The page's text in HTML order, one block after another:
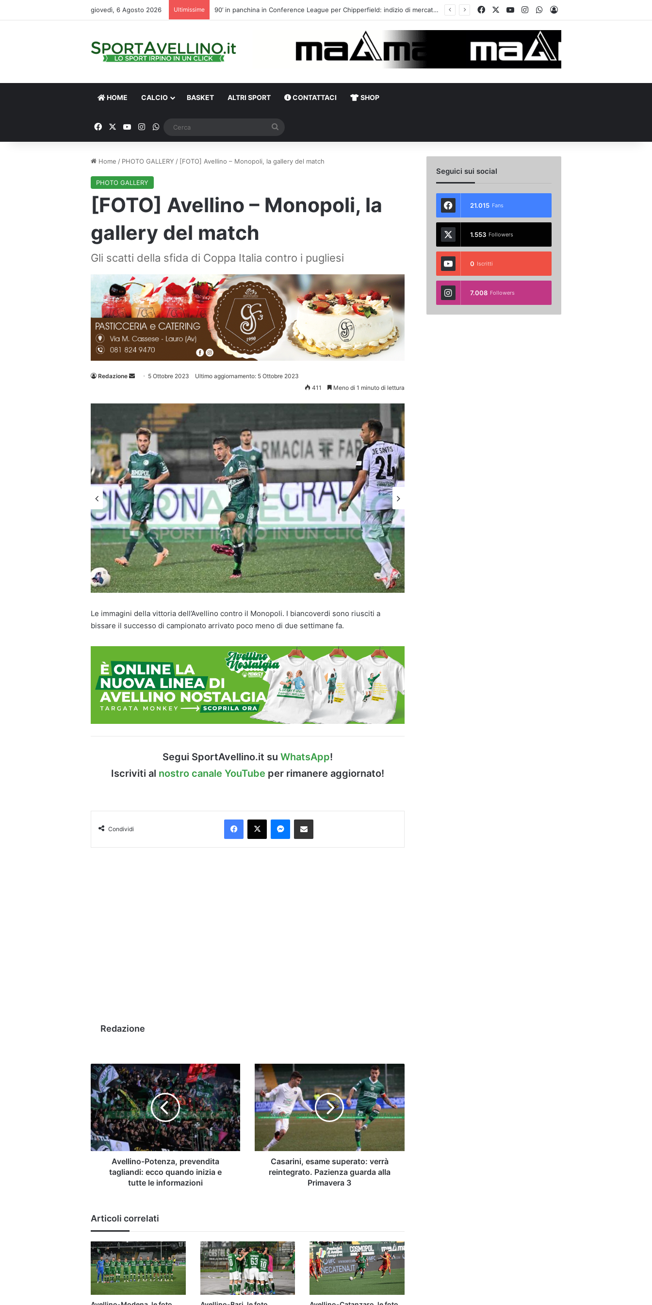
giovedì, 6 Agosto 2026 Ultimissime Calciomercato, l’ex Avellino Le Borgne conteso da due club cadetti: la situazione FacebookYou TubeInstagramWhatsApp
Accedi
HOME CALCIO BASKET ALTRI SPORT CONTATTACI SHOP
FacebookYou TubeInstagram
WhatsApp
Home / PHOTO GALLERY / [FOTO] Avellino – Monopoli, la gallery del match
PHOTO GALLERY
[FOTO] Avellino – Monopoli, la
gallery del match
Gli scatti della sfida di Coppa Italia contro i pugliesi
Redazione
Invia 5 Ottobre 2023
Ultimo aggiornamento: 5 Ottobre 2023
411
Meno di 1 minuto di lettura
Le immagini della vittoria dell’Avellino contro il Monopoli. I biancoverdi sono riusciti a
bissare il successo di campionato arrivato poco meno di due settimane fa.
Segui SportAvellino.it su WhatsApp!
Iscriviti al nostro canale YouTube per rimanere aggiornato!
Condividi
Facebook
X Messenger
Condividi via Email
Redazione
Avellino-
Potenza,
prevendita
tagliandi:
ecco
quando
inizia
e
tutte
informazioni
Avellino-Potenza, prevendita
tagliandi: ecco quando inizia e
tutte le informazioni
Casarini,
esame
superato:
verrà
reintegrato.
Pazienza
guarda
Primavera
Casarini, esame superato: verrà
reintegrato. Pazienza guarda alla
Primavera 3
Articoli correlati
Seguici sui social
21.015 Fans
1.553 Followers
0 Iscritti
7.008 Followers